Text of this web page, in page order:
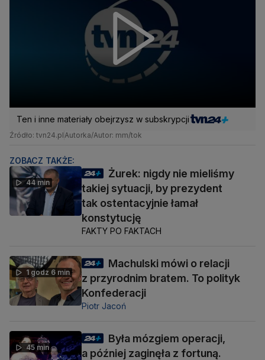
Ten i inne materiały obejrzysz w subskrypcji
Źródło: tvn24.pl Autorka/Autor: mm/tok
ZOBACZ TAKŻE:
44 min
Żurek: nigdy nie mieliśmy
takiej sytuacji, by prezydent
tak ostentacyjnie łamał
konstytucję
FAKTY PO FAKTACH
1 godz 6 min
Machulski mówi o relacji
z przyrodnim bratem. To polityk
Konfederacji
Piotr Jacoń
45 min
Była mózgiem operacji,
a później zaginęła z fortuną.